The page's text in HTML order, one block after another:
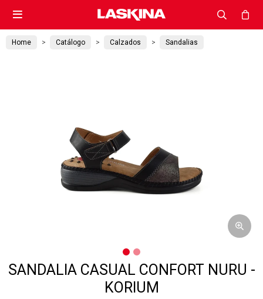

Home Catálogo Calzados Sandalias
SANDALIA CASUAL CONFORT NURU -
KORIUM